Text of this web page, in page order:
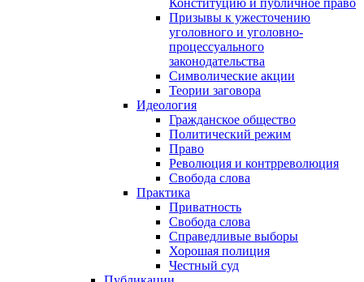
Конституцию и публичное право
Призывы к ужесточению
уголовного и уголовно-
процессуального
законодательства
Символические акции
Теории заговора
Идеология
Гражданское общество
Политический режим
Право
Революция и контрреволюция
Свобода слова
Практика
Приватность
Свобода слова
Справедливые выборы
Хорошая полиция
Честный суд